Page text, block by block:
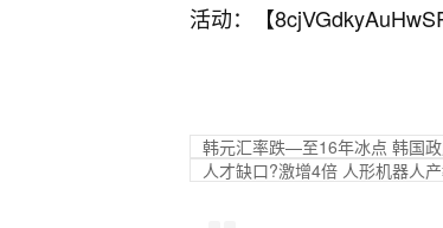
活动：【
韩元汇率跌—至16年冰点 韩国
人才缺口?激增4倍 人形机器人